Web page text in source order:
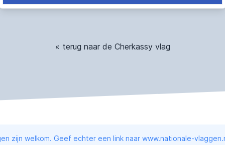
« terug naar de Cherkassy vlag
zijn welkom. Geef echter een link naar www.nationale-